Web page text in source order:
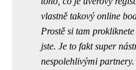
vlastně takový online
Prostě si tam
jste. Je to fakt super
nespolehlivými partnery.